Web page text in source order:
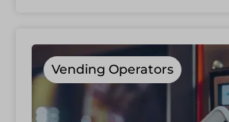
Vending Operators